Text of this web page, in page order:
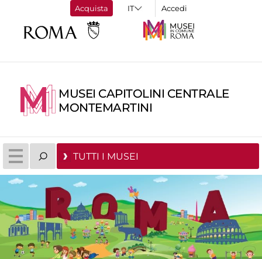
Acquista Accedi
MUSEI CAPITOLINI CENTRALE
MONTEMARTINI
TUTTI I MUSEI